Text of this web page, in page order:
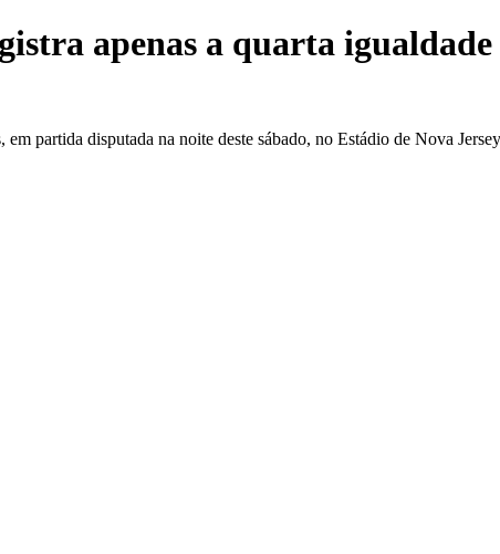
apenas a quarta
partida disputada na noite deste sábado, no Estádio de Nova